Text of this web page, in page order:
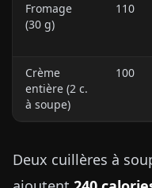
Fromage
(30 g)
110
Crème
entière (2 c.
à soupe)
100
Deux cuillères à